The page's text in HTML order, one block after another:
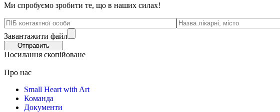
Ми спробуємо зробити те, що в наших силах!
Завантажити файл
Посилання скопійоване
Про нас
Small Heart with Art
Команда
Документи